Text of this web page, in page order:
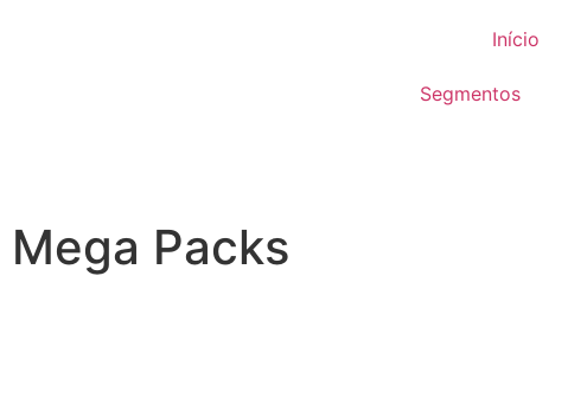
Início
Segmentos
Mega Packs